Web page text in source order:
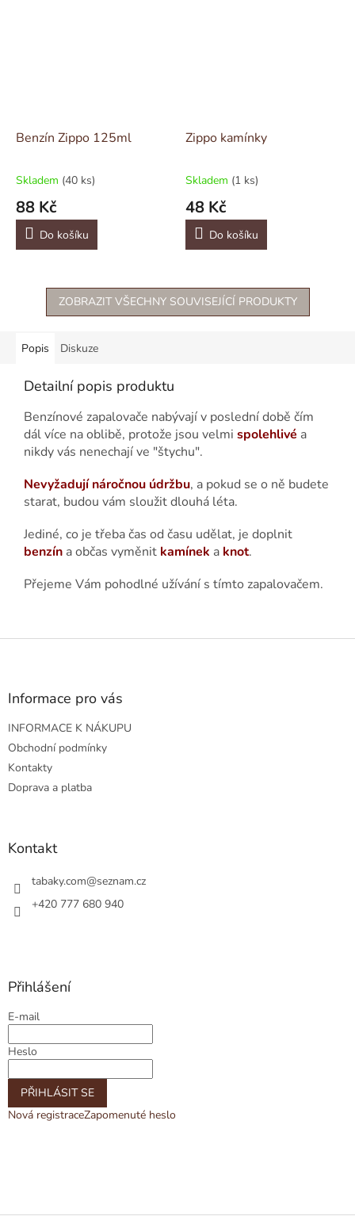
Benzín Zippo 125ml
Skladem (40 ks)
88 Kč
Do košíku
Zippo kamínky
Skladem (1 ks)
48 Kč
Do košíku
ZOBRAZIT VŠECHNY SOUVISEJÍCÍ PRODUKTY
Popis Diskuze
Detailní popis produktu
Benzínové zapalovače nabývají v poslední době čím
dál více na oblibě, protože jsou velmi spolehlivé a
nikdy vás nenechají ve "štychu".
Nevyžadují náročnou údržbu, a pokud se o ně budete
starat, budou vám sloužit dlouhá léta.
Jediné, co je třeba čas od času udělat, je doplnit
benzín a občas vyměnit kamínek a knot.
Přejeme Vám pohodlné užívání s tímto zapalovačem.
Z
Informace pro vás
INFORMACE K NÁKUPU
Obchodní podmínky
Kontakty
Doprava a platba
Kontakt
tabaky.com@seznam.cz
+420 777 680 940
Přihlášení
E-mail
Heslo
PŘIHLÁSIT SE
Nová registraceZapomenuté heslo